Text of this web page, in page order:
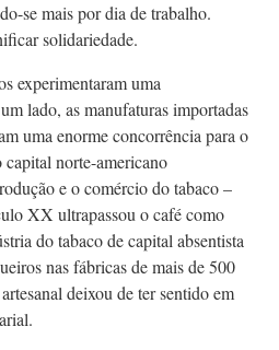
se mais por dia de trabalho.
solidariedade.
experimentaram uma
lado, as manufaturas importadas
uma enorme concorrência para o
norte-americano
e o comércio do tabaco –
XX ultrapassou o café como
do tabaco de capital absentista
nas fábricas de mais de 500
deixou de ter sentido em